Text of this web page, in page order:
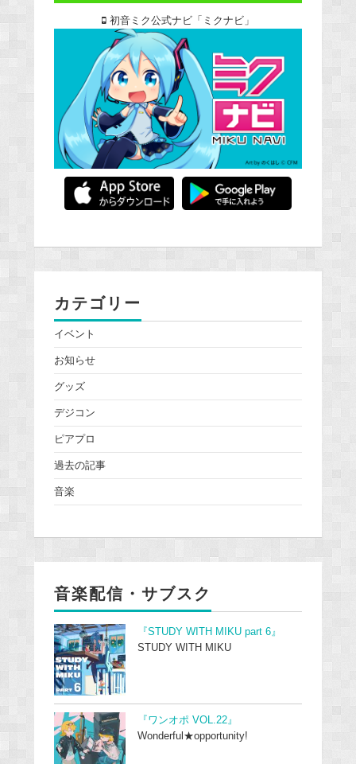
初音ミク公式ナビ「ミクナビ」
カテゴリー
イベント
お知らせ
グッズ
デジコン
ピアプロ
過去の記事
音楽
音楽配信・サブスク
『STUDY WITH MIKU part 6』
STUDY WITH MIKU
『ワンオポ VOL.22』
Wonderful★opportunity!